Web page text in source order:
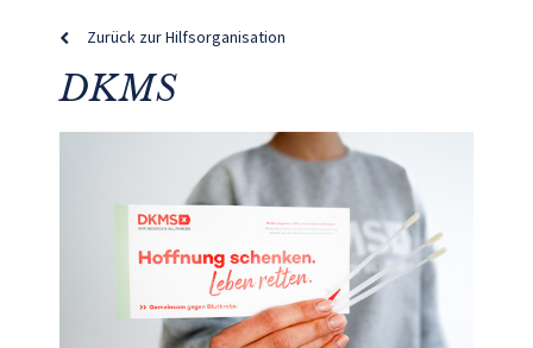
Zurück zur Hilfsorganisation
DKMS